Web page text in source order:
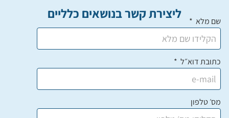
ליצירת קשר בנושאים כלליים שם מלא
כתובת דוא״ל
מס׳ טלפון